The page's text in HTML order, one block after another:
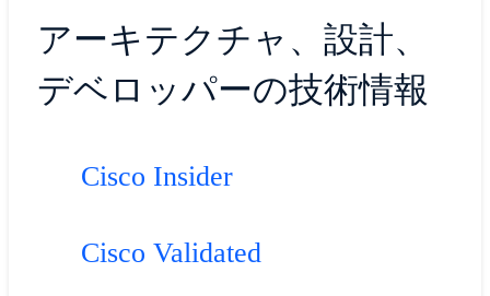
アーキテクチャ、設計、
デベロッパーの技術情報
Cisco Insider
Cisco Validated